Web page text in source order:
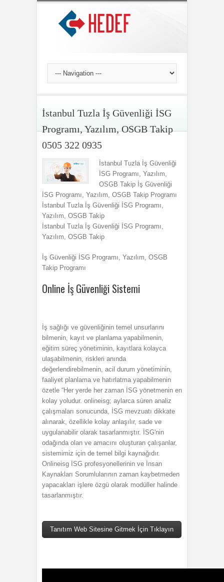
İstanbul Tuzla İş Güvenliği İSG
Programı, Yazılım, OSGB Takip
0505 322 0935
İstanbul Tuzla İş Güvenliği
İSG Programı, Yazılım,
OSGB Takip İş Güvenliği
İSG Programı, Yazılım, OSGB Takip Programı
İstanbul Tuzla İş Güvenliği İSG Programı,
Yazılım, OSGB Takip
İstanbul Tuzla İş Güvenliği İSG Programı,
Yazılım, OSGB Takip
İş Güvenliği İSG Programı, Yazılım, OSGB
Takip Programı
Online İş Güvenliği Sistemi
İş sağlığı ve güvenliğinin temel unsurlarını
bilmenin, kayıt ve planlama yapabilmenin,
eğitim süreç yönetiminin, kayıtlara kolayca
ulaşabilmenin, riskleri anında
değerlendirebilmenin, acil durum yönetiminin,
faaliyet planlama ve hatırlatma yapabilmenin
özetle “Her yerde her zaman İSG yönetmenin en
kolay yoludur. onlineisg; aylarca süren analiz
çalışmaları sonucunda, İSG mevzuatı dikkate
alınarak, özellikle kolay anlaşılır, sade ve
uygulanabilir olarak tasarlanmıştır. İSG'nin
odağında olan ve amacını oluşturan çalışanlar,
sistemimiz için de temel bilgi kaynağıdır.
Onlineisg İSG profesyonellerinin ve İnsan
Kaynakları Sorumlularının zaman kaybetmeden
yapacakları işlere özgü olarak modüller halinde
tasarlanmıştır.
Tanıtım Web Sitesine Gitmek İçin Tıklayın